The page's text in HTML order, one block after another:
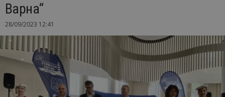
Варна“
28/09/2023 12:41